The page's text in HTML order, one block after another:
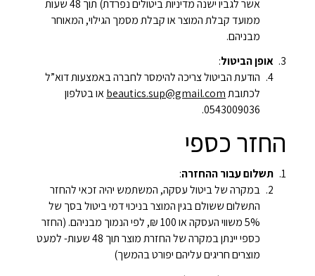
אשר לגביו ישנה מדיניות ביטולים נפרדת) תוך 48 שעות
ממועד קבלת המוצר או קבלת מסמך הגילוי, המאוחר
מבניהם.
אופן הביטול:
הודעת הביטול צריכה להימסר לחברה באמצעות דוא”ל
לכתובתbeautics.sup@gmail.comאו בטלפון
0543009036.
החזר כספי
תשלום עבור ההחזרה:
במקרה של ביטול עסקה, המשתמש יהיה זכאי להחזר
התשלום ששולם בגין המוצר בניכוי דמי ביטול בסך של
5% משווי העסקה או 100 ₪, לפי הנמוך מבניהם. (החזר
כספי יינתן במקרה של החזרת מוצר תוך 48 שעות- למעט
מוצרים חריגים עליהם יפורט בהמשך)